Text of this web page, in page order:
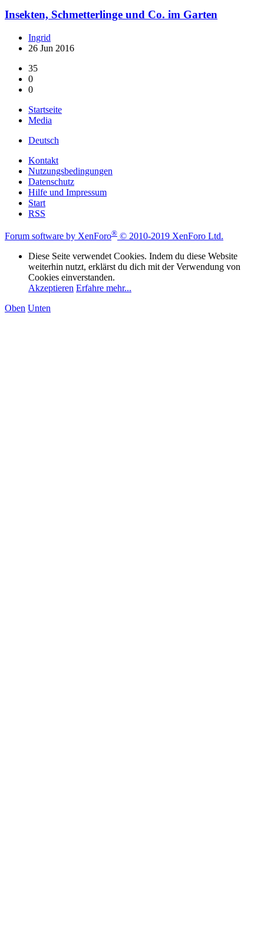
Insekten, Schmetterlinge und Co. im Garten
Ingrid
26 Jun 2016
35
0
0
Startseite
Media
Deutsch
Kontakt
Nutzungsbedingungen
Datenschutz
Hilfe und Impressum
Start
RSS
Forum software by XenForo® © 2010-2019 XenForo Ltd.
Diese Seite verwendet Cookies. Indem du diese Website
weiterhin nutzt, erklärst du dich mit der Verwendung von
Cookies einverstanden.
Akzeptieren Erfahre mehr...
Oben Unten